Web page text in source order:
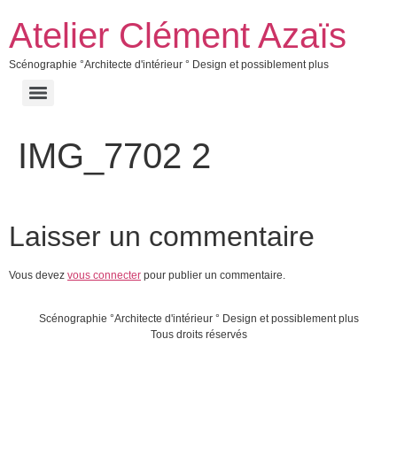
Atelier Clément Azaïs
Scénographie °Architecte d'intérieur ° Design et possiblement plus
IMG_7702 2
Laisser un commentaire
Vous devez vous connecter pour publier un commentaire.
Scénographie °Architecte d'intérieur ° Design et possiblement plus
Tous droits réservés